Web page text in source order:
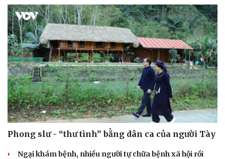
Phong slư - “thư tình” bằng dân ca của người Tày
Ngại khám bệnh, nhiều người tự chữa bệnh xã hội rồi